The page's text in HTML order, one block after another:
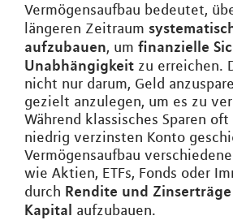
Vermögensaufbau bedeutet,
längeren Zeitraum
aufzubauen, um finanzielle
Unabhängigkeit zu erreichen.
nicht nur darum, Geld
gezielt anzulegen, um es zu
Während klassisches Sparen
niedrig verzinsten Konto
Vermögensaufbau
wie Aktien, ETFs, Fonds oder
durch Rendite und
Kapital aufzubauen.